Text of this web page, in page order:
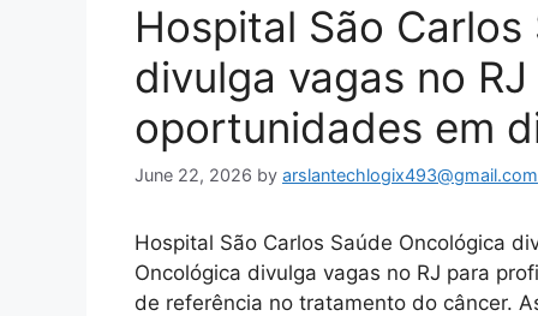
Hospital São
divulga vagas no
oportunidades em
June 22, 2026 by arslantechlogix493@gmail.com
Hospital São Carlos Saúde Oncológica
Oncológica divulga vagas no RJ para
de referência no tratamento do câncer.